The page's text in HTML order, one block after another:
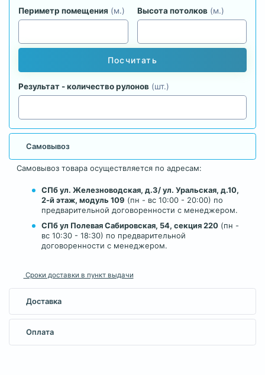
Периметр помещения (м.) Высота потолков (м.)
Посчитать
Результат - количество рулонов (шт.)
Самовывоз
Самовывоз товара осуществляется по адресам:
СПб ул. Железноводская, д.3/ ул. Уральская, д.10,
2-й этаж, модуль 109 (пн - вс 10:00 - 20:00) по
предварительной договоренности с менеджером.
СПб ул Полевая Сабировская, 54, секция 220 (пн -
вс 10:30 - 18:30) по предварительной
договоренности с менеджером.
Сроки доставки в пункт выдачи
Доставка
Оплата